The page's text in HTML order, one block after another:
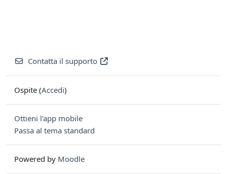
Contatta il supporto
Ospite (Accedi)
Ottieni l'app mobile
Passa al tema standard
Powered by Moodle